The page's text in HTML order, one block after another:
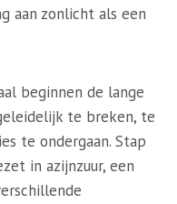
aan zonlicht als een
beginnen de lange
te breken, te
te ondergaan. Stap
in azijnzuur, een